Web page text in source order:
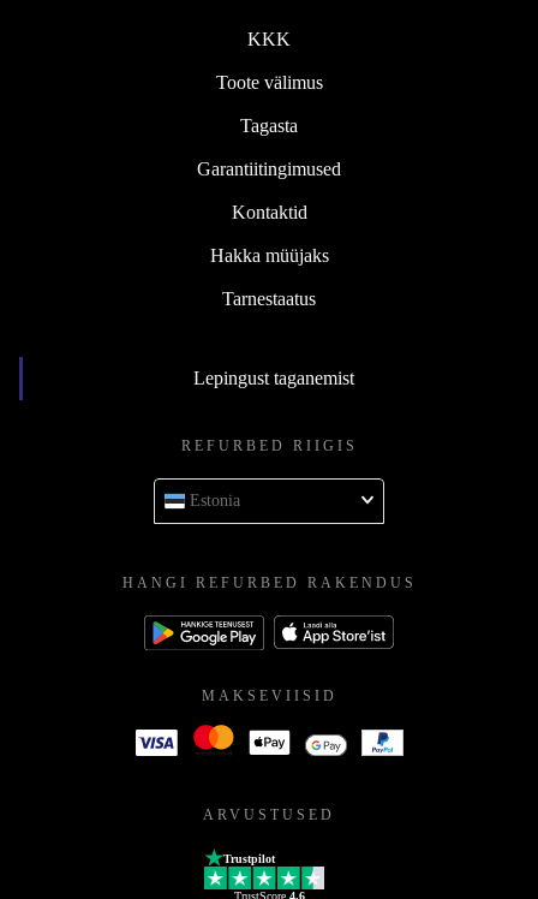
KKK
Toote välimus
Tagasta
Garantiitingimused
Kontaktid
Hakka müüjaks
Tarnestaatus
Lepingust taganemist
REFURBED RIIGIS
Estonia
HANGI REFURBED RAKENDUS
MAKSEVIISID
ARVUSTUSED
Trustpilot
TrustScore 4.6